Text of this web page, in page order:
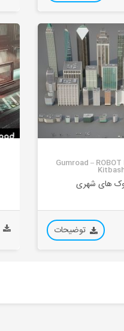
Gumroad –
های شهری
توضیحات